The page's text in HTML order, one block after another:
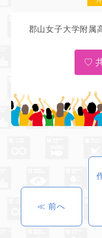
郡山女子大学附
≪ 前へ